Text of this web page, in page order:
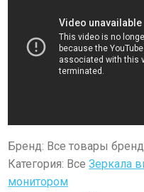
Бренд: Все товары
Категория: ВсеЗеркала
монитором